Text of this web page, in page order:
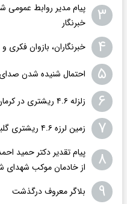
۳
پیام مدیر روابط عمومی
خبرنگار
۴ خبرنگاران، بازوان
۵ احتمال شنیده شدن
۶ زلزله ۴.۶ ریشتری در کرمان/ زمین لرزه گلباف خسارتی نداشت
۷ زمین لرزه ۴.۶ ریشتری گلباف کرمان را لرزاند
۸
پیام تقدیر دکتر حمید
از خادمان موکب شهدای
۹ بلاگر معروف درگذشت